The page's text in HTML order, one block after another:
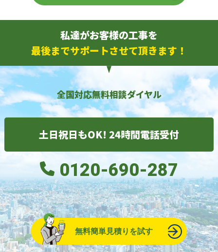
私達がお客様の工事を
最後までサポートさせて頂きます！
全国対応無料相談ダイヤル
土日祝日もOK! 24時間電話受付
0120-690-287
無料簡単見積りを試す